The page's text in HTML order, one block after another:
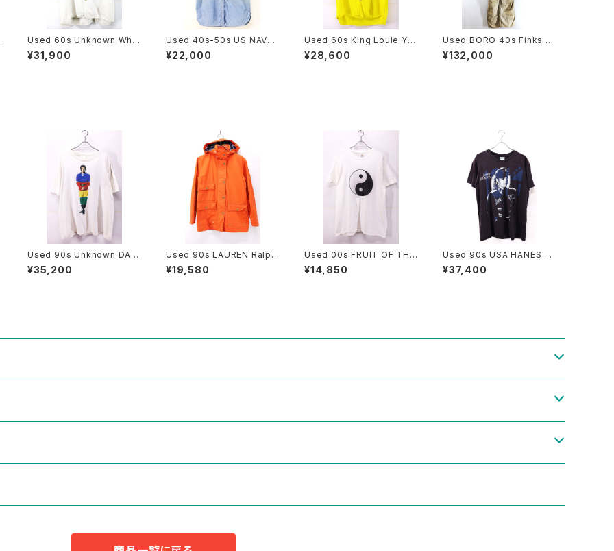
Used 60s Unknown Whit
e×Mustard 2Tone Rayon
Chain Stitch Bowling Shir
¥31,900
Used 40s-50s US NAVY
Blue Chambray Cut Off S
hirt Size 14 1/2 古着
¥22,000
Used 60s King Louie Yel
low Rayon KAS POTATO
CHIPS Flocky Print Bowli
¥28,600
Used BORO 40s Finks W
hite Cotton Double Knee
Apron Over All Pants Siz
¥132,000
Used 90s Unknown DAVI
D COPPERFIELD Photo G
raphic T-Shirt Size 2XL
¥35,200
Used 90s LAUREN Ralph
Lauren Blaze Orange Mi
ddle Jacket Size S 相当
¥19,580
Used 00s FRUIT OF THE
LOOM Yin and Yang Grap
hic T-Shirt Size XL 古着
¥14,850
Used 90s USA HANES JA
NET JACKSON 1990 RHY
THM NATION 1814 TOUR
¥37,400